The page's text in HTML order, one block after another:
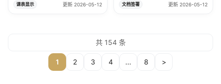
课表显示 更新 2026-05-12 文档签署 更新 2026-05-12
共 154 条
1 2 3 4 ... 8 >